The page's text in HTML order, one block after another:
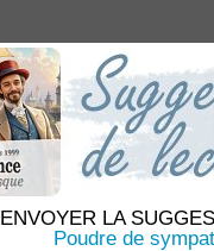
ENVOYER LA
Poudre de